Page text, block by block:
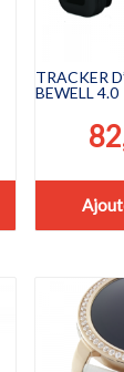
TRACKER
BEWELL 4.0